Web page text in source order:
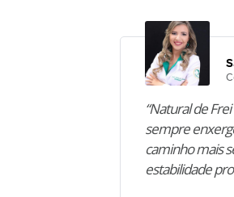
“Natural de Frei
sempre
caminho mais
estabilidade